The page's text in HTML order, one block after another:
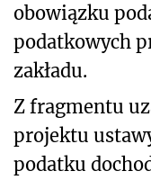
obowiązku
podatkowych
zakładu.
Z fragmentu
projektu
podatku